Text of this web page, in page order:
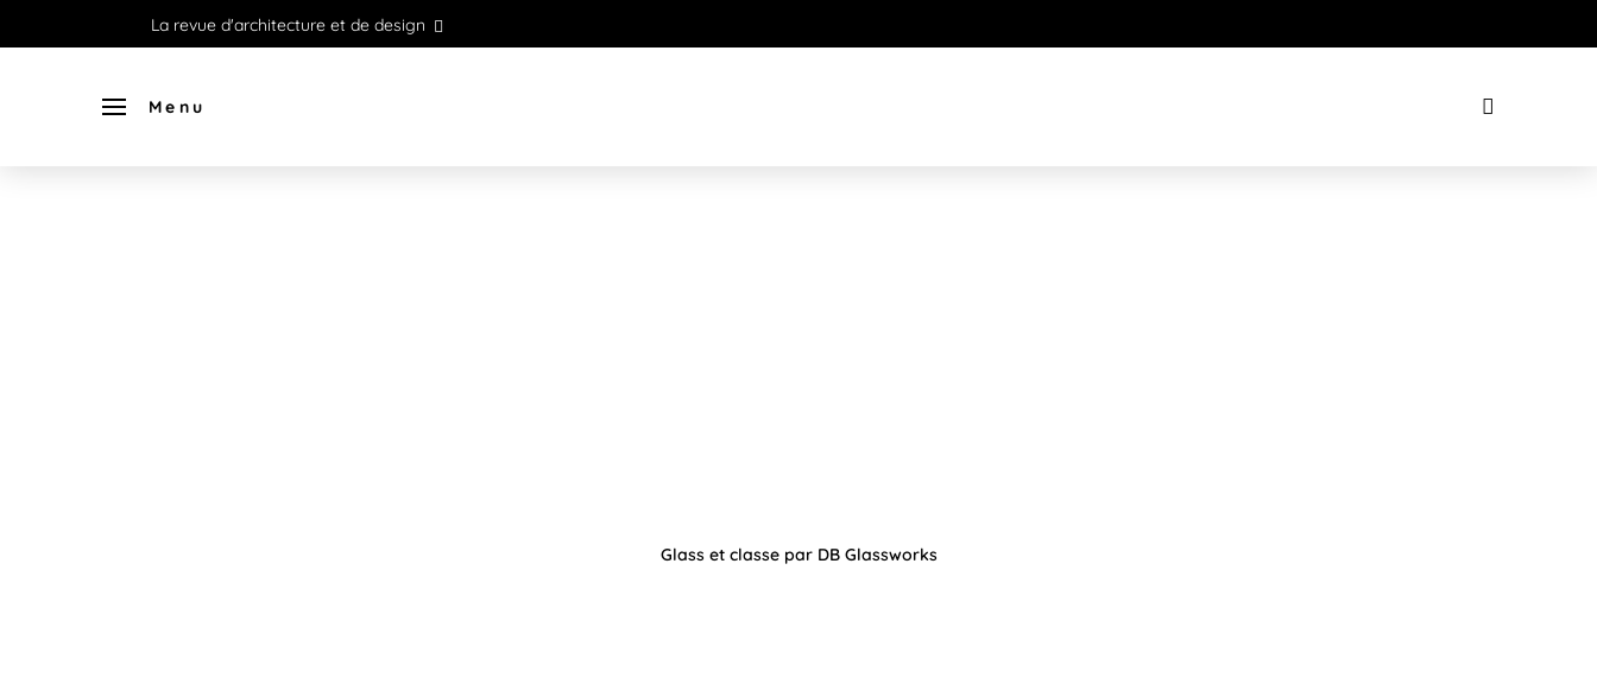
La revue d'architecture et de design
Menu
Glass et classe par DB Glassworks